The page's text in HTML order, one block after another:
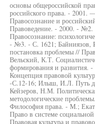
основы общероссийской
российского права. -
Правосознание и
Правоведение. - 2000. -
Правосознание:
- №3. - С. 1621; Байниязов,
постановка проблемы //
Вельский, К.Т.
формирования и развития.
Концепция правовой
-С.12-16; Илыш, И.Л. Путь
Кейзеров, Н.М.
методологические
Философия права. - М.;
Право в системе
Правовая культура и